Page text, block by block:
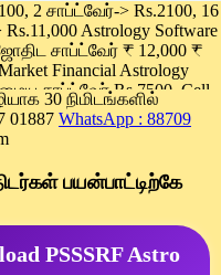
2 சாப்ட்வேர்-> Rs.2100, 16
Astrology Software
சாப்ட்வேர் ₹ 12,000 ₹
Financial Astrology
சாப்ட்வேர் Rs.7500, Cell
1100
30 நிமிடங்களில்
01887 WhatsApp : 88709
பயன்பாட்டிற்கே
PSSSRF Astro